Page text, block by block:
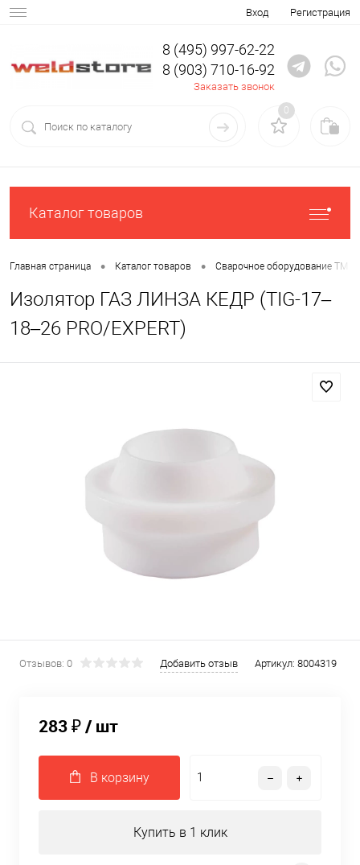
Вход Регистрация
8 (495) 997-62-22
8 (903) 710-16-92
Заказать звонок
0
Каталог товаров
Главная страница • Каталог товаров • Сварочное оборудование ТМ
Изолятор ГАЗ ЛИНЗА КЕДР (TIG-17–
18–26 PRO/EXPERT)
Отзывов: 0 Добавить отзыв Артикул: 8004319
283 ₽/ шт
В корзину
Купить в 1 клик